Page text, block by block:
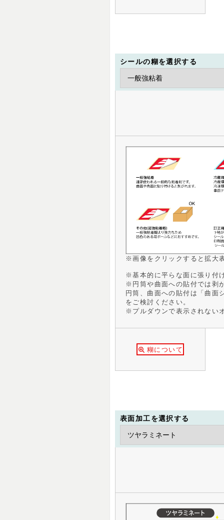
シールの糊を選択する
※画像をクリックすると拡大
※基本的に平らな面に張り付
※円筒や曲面への貼付では剥
円筒、曲面への貼付は「曲面
をご検討ください。
※プルダウンで表示されない
糊について
表面加工を選択する